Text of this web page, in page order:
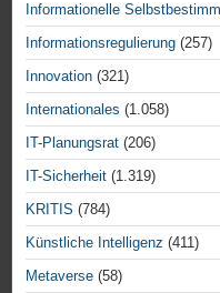
Informationelle
Informationsregulierung (257)
Innovation (321)
Internationales (1.058)
IT-Planungsrat (206)
IT-Sicherheit (1.319)
KRITIS (784)
Künstliche Intelligenz (411)
Metaverse (58)